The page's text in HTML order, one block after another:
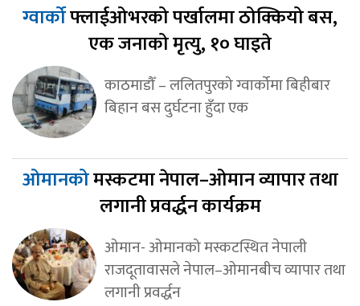
ग्वार्कोफ्लाईओभरको पर्खालमा ठोक्कियो बस,
एक जनाको मृत्यु, १० घाइते
काठमाडौँ – ललितपुरको ग्वार्कोमा बिहीबार
बिहान बस दुर्घटना हुँदा एक
ओमानकोमस्कटमा नेपाल–ओमान व्यापार तथा
लगानी प्रवर्द्धन कार्यक्रम
ओमान- ओमानको मस्कटस्थित नेपाली
राजदूतावासले नेपाल–ओमानबीच व्यापार तथा
लगानी प्रवर्द्धन